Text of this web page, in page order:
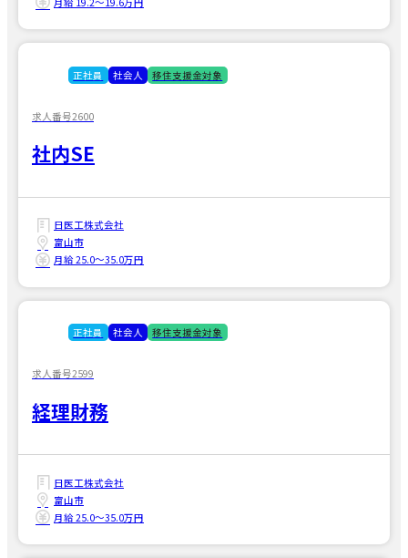
正社員 社会人 移住支援金対象
求人番号2600
社内SE
日医工株式会社
富山市
月給 25.0〜35.0万円
正社員 社会人 移住支援金対象
求人番号2599
経理財務
日医工株式会社
富山市
月給 25.0〜35.0万円